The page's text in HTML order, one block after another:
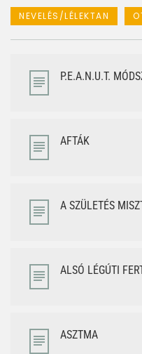
NEVELÉS/LÉLEKTAN
P.E.A.N.U.T.
AFTÁK
A SZÜLETÉS
ALSÓ LÉGÚTI
ASZTMA